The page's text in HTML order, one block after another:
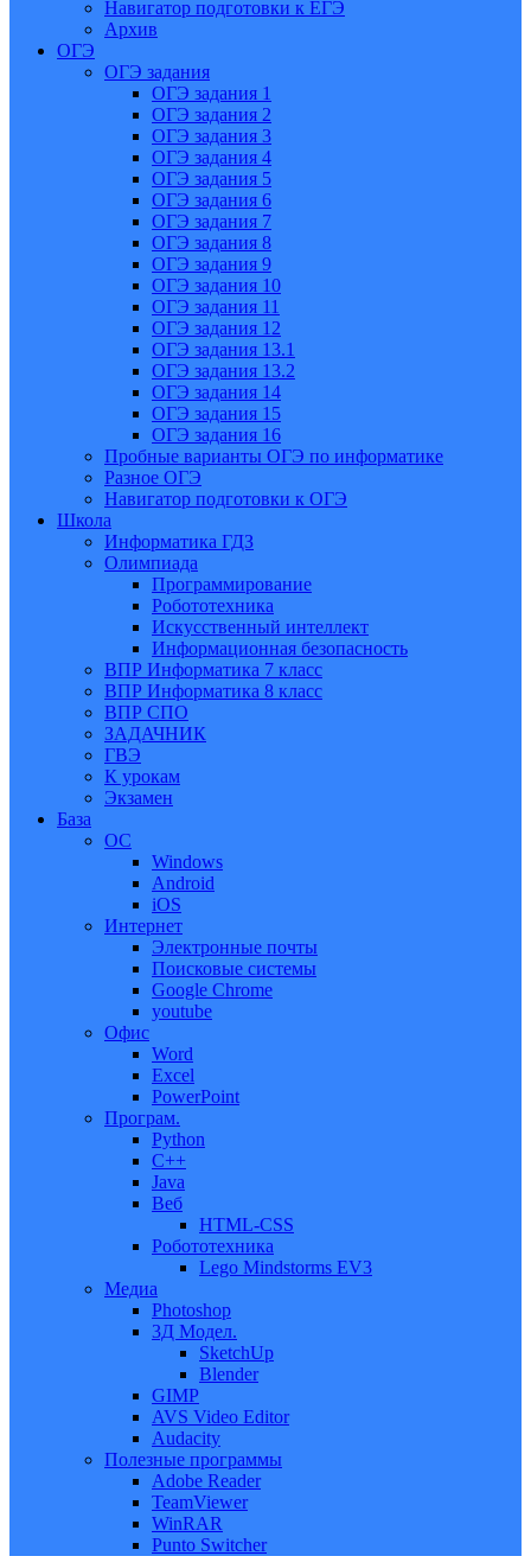
Навигатор подготовки к ЕГЭ
Архив
ОГЭ
ОГЭ задания
ОГЭ задания 1
ОГЭ задания 2
ОГЭ задания 3
ОГЭ задания 4
ОГЭ задания 5
ОГЭ задания 6
ОГЭ задания 7
ОГЭ задания 8
ОГЭ задания 9
ОГЭ задания 10
ОГЭ задания 11
ОГЭ задания 12
ОГЭ задания 13.1
ОГЭ задания 13.2
ОГЭ задания 14
ОГЭ задания 15
ОГЭ задания 16
Пробные варианты ОГЭ по информатике
Разное ОГЭ
Навигатор подготовки к ОГЭ
Школа
Информатика ГДЗ
Олимпиада
Программирование
Робототехника
Искусственный интеллект
Информационная безопасность
ВПР Информатика 7 класс
ВПР Информатика 8 класс
ВПР СПО
ЗАДАЧНИК
ГВЭ
К урокам
Экзамен
База
ОС
Windows
Android
iOS
Интернет
Электронные почты
Поисковые системы
Google Chrome
youtube
Офис
Word
Excel
PowerPoint
Програм.
Python
C++
Java
Веб
HTML-CSS
Робототехника
Lego Mindstorms EV3
Медиа
Photoshop
3Д Модел.
SketchUp
Blender
GIMP
AVS Video Editor
Audacity
Полезные программы
Adobe Reader
TeamViewer
WinRAR
Punto Switcher